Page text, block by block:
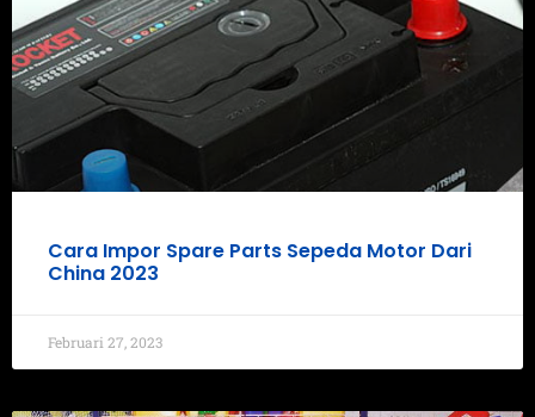
Cara Impor Spare Parts Sepeda Motor Dari
China 2023
Februari 27, 2023